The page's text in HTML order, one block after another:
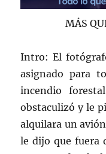
MÁS
Intro: El
asignado para
incendio
obstaculizó y le
alquilara un
le dijo que fuera